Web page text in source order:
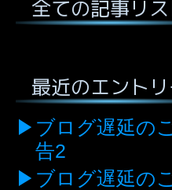
全ての記事リ
最近のエント
ブログ遅延の
告2
ブログ遅延の